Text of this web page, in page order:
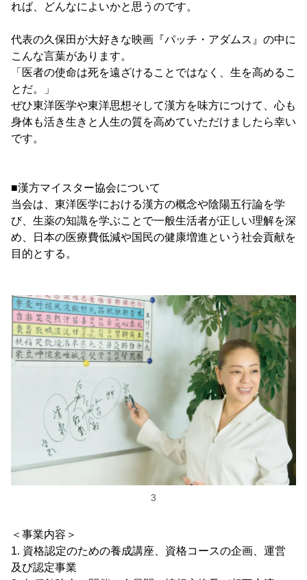
れば、どんなによいかと思うのです。
代表の久保田が大好きな映画『パッチ・アダムス』の中に
こんな言葉があります。
「医者の使命は死を遠ざけることではなく、生を高めるこ
とだ。」
ぜひ東洋医学や東洋思想そして漢方を味方につけて、心も
身体も活き生きと人生の質を高めていただけましたら幸い
です。
■漢方マイスター協会について
当会は、東洋医学における漢方の概念や陰陽五行論を学
び、生薬の知識を学ぶことで一般生活者が正しい理解を深
め、日本の医療費低減や国民の健康増進という社会貢献を
目的とする。
3
＜事業内容＞
1. 資格認定のための養成講座、資格コースの企画、運営
及び認定事業